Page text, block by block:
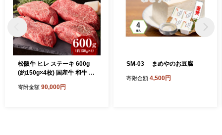
松阪牛 ヒレ ステーキ 600g
(約150g×4枚) 国産牛 和牛 ブ
農場HACCP認証農場 牛肉
寄附金額 90,000円
SM-03 まめやのお豆腐
寄附金額 4,500円